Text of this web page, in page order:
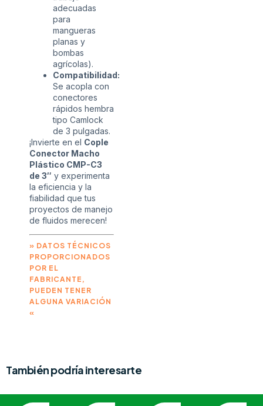
adecuadas
para
mangueras
planas y
bombas
agrícolas).
Compatibilidad:
Se acopla con
conectores
rápidos hembra
tipo Camlock
de 3 pulgadas.
¡Invierte en el Cople
Conector Macho
Plástico CMP-C3
de 3″ y experimenta
la eficiencia y la
fiabilidad que tus
proyectos de manejo
de fluidos merecen!
» DATOS TÉCNICOS
PROPORCIONADOS
POR EL
FABRICANTE,
PUEDEN TENER
ALGUNA VARIACIÓN
«
También podría interesarte